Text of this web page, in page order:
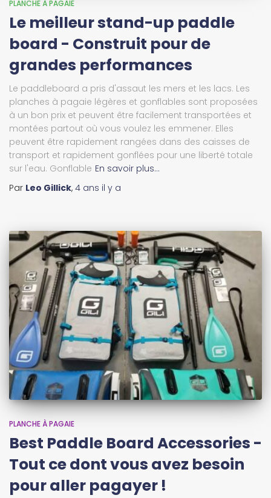
PLANCHE À PAGAIE
Le meilleur stand-up paddle
board - Construit pour de
grandes performances
Le paddleboard a pris d'assaut les mers et les lacs. Les
planches à pagaie légères et gonflables sont proposées
à un bon prix et peuvent être facilement transportées et
montées partout où vous voulez les emmener. Elles
peuvent être rapidement rangées dans des caisses de
transport et rapidement gonflées pour une liberté totale
sur l'eau. Gonflable En savoir plus…
Par Leo Gillick, 4 ans il y a
PLANCHE À PAGAIE
Best Paddle Board Accessories -
Tout ce dont vous avez besoin
pour aller pagayer !